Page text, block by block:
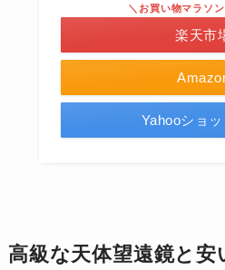
＼お買い物マラソ
楽天市
Yahooショ
高級な天体望遠鏡と